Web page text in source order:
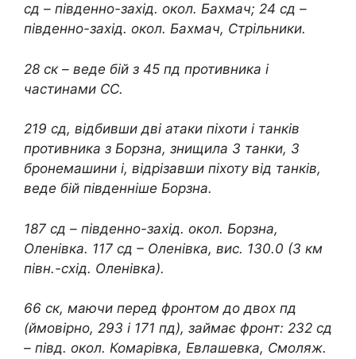
сд – південно-захід. окол. Бахмач; 24 сд –
південно-захід. окол. Бахмач, Стрільники.
28 ск – веде бій з 45 пд противника і
частинами СС.
219 сд, відбивши дві атаки піхоти і танків
противника з Борзна, знищила 3 танки, 3
бронемашини і, відрізавши піхоту від танків,
веде бій південніше Борзна.
187 сд – південно-захід. окол. Борзна,
Оленівка. 117 сд – Оленівка, вис. 130.0 (3 км
півн.-схід. Оленівка).
66 ск, маючи перед фронтом до двох пд
(ймовірно, 293 і 171 пд), займає фронт: 232 сд
– півд. окол. Комарівка, Евлашевка, Смоляж.